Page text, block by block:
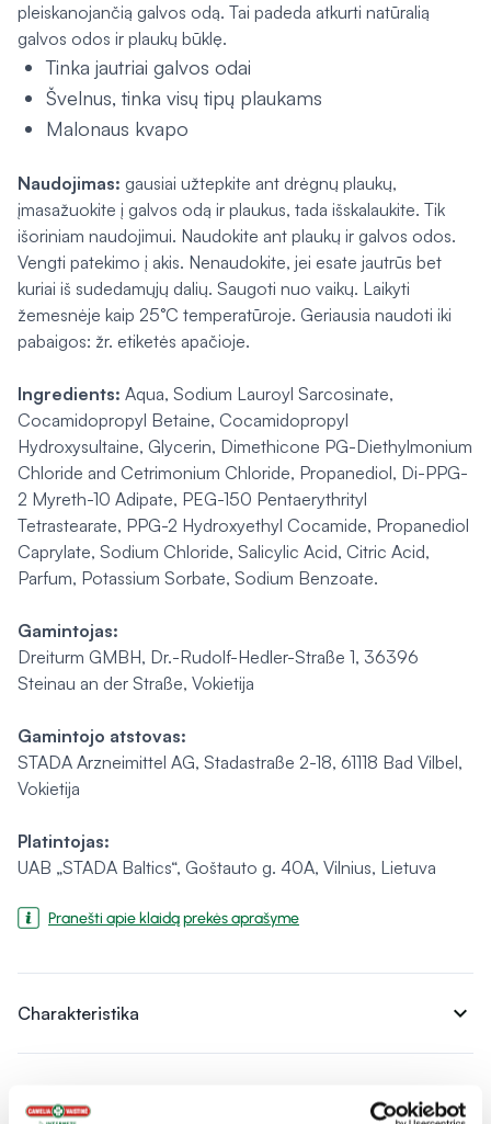
pleiskanojančią galvos odą. Tai padeda atkurti natūralią
galvos odos ir plaukų būklę.
Tinka jautriai galvos odai
Švelnus, tinka visų tipų plaukams
Malonaus kvapo
Naudojimas: gausiai užtepkite ant drėgnų plaukų,
įmasažuokite į galvos odą ir plaukus, tada išskalaukite. Tik
išoriniam naudojimui. Naudokite ant plaukų ir galvos odos.
Vengti patekimo į akis. Nenaudokite, jei esate jautrūs bet
kuriai iš sudedamųjų dalių. Saugoti nuo vaikų. Laikyti
žemesnėje kaip 25°C temperatūroje. Geriausia naudoti iki
pabaigos: žr. etiketės apačioje.
Ingredients: Aqua, Sodium Lauroyl Sarcosinate,
Cocamidopropyl Betaine, Cocamidopropyl
Hydroxysultaine, Glycerin, Dimethicone PG-Diethylmonium
Chloride and Cetrimonium Chloride, Propanediol, Di-PPG-
2 Myreth-10 Adipate, PEG-150 Pentaerythrityl
Tetrastearate, PPG-2 Hydroxyethyl Cocamide, Propanediol
Caprylate, Sodium Chloride, Salicylic Acid, Citric Acid,
Parfum, Potassium Sorbate, Sodium Benzoate.
Gamintojas:
Dreiturm GMBH, Dr.-Rudolf-Hedler-Straße 1, 36396
Steinau an der Straße, Vokietija
Gamintojo atstovas:
STADA Arzneimittel AG, Stadastraße 2-18, 61118 Bad Vilbel,
Vokietija
Platintojas:
UAB „STADA Baltics“, Goštauto g. 40A, Vilnius, Lietuva
Pranešti apie klaidą prekės aprašyme
Charakteristika expand_more